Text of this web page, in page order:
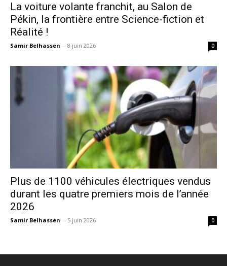
La voiture volante franchit, au Salon de
Pékin, la frontière entre Science-fiction et
Réalité !
Samir Belhassen - 8 juin 2026 0
Plus de 1100 véhicules électriques vendus
durant les quatre premiers mois de l’année
2026
Samir Belhassen - 5 juin 2026 0